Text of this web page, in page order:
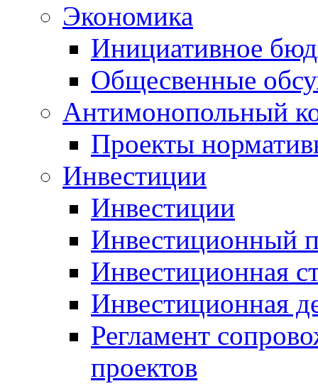
Экономика
Инициативное
Общесвенные
Антимонопольный
Проекты
Инвестиции
Инвестиции
Инвестиционный
Инвестиционная
Инвестиционная
Регламент
проектов